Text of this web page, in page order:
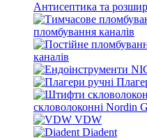
Антисептика та
пломбування каналів
каналів
скловолоконні Nordin
VDW
Diadent